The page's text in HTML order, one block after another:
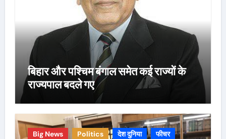
बिहार और पश्चिम बंगाल समेत कई राज्यों के
राज्यपाल बदले गए
Big News Politics देश दुनिया फीचर